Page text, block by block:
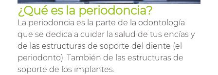
¿Qué es la periodoncia?
La periodoncia es la parte de la odontología
que se dedica a cuidar la salud de tus encías y
de las estructuras de soporte del diente (el
periodonto). También de las estructuras de
soporte de los implantes.